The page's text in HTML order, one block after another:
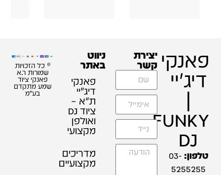
פאנקי
דיג'יי
|
FUNKY
DJ
טלפון: 03-
5255255
יצירת
קשר
ניווט
באתר
פאנקי
דיג׳יי
ת"א –
ציוד DJ
ואולפן
מקצועי
מדריכים
מקצועיים
© כל הזכויות
שמורות ר.א
פאנקי ציוד
שמע מתקדם
בע"מ